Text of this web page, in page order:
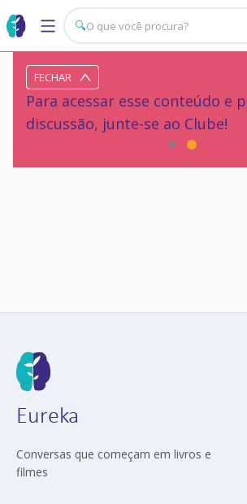
🔍
FECHAR
Para acessar esse conteúdo e
discussão, junte-se ao Clube!
Eureka
Conversas que começam em livros e
filmes